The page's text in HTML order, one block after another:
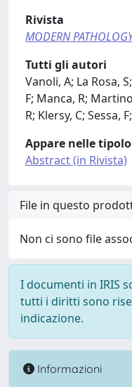
Rivista
MODERN
Tutti gli autori
Vanoli, A; La Rosa,
F; Manca, R;
R; Klersy, C; Sessa,
Appare nelle
Abstract (in Rivista)
File in questo
Non ci sono file
I documenti in IRIS
tutti i diritti sono
indicazione.
Informazioni